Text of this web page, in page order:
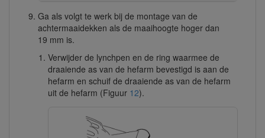
Ga als volgt te werk bij de montage van de
achtermaaidekken als de maaihoogte hoger dan
19 mm is.
Verwijder de lynchpen en de ring waarmee de
draaiende as van de hefarm bevestigd is aan de
hefarm en schuif de draaiende as van de hefarm
uit de hefarm (Figuur 12).